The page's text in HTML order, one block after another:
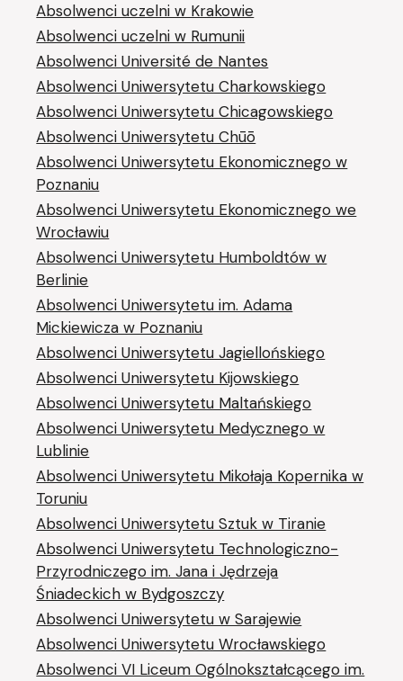
Absolwenci uczelni w Krakowie
Absolwenci uczelni w Rumunii
Absolwenci Université de Nantes
Absolwenci Uniwersytetu Charkowskiego
Absolwenci Uniwersytetu Chicagowskiego
Absolwenci Uniwersytetu Chūō
Absolwenci Uniwersytetu Ekonomicznego w
Poznaniu
Absolwenci Uniwersytetu Ekonomicznego we
Wrocławiu
Absolwenci Uniwersytetu Humboldtów w
Berlinie
Absolwenci Uniwersytetu im. Adama
Mickiewicza w Poznaniu
Absolwenci Uniwersytetu Jagiellońskiego
Absolwenci Uniwersytetu Kijowskiego
Absolwenci Uniwersytetu Maltańskiego
Absolwenci Uniwersytetu Medycznego w
Lublinie
Absolwenci Uniwersytetu Mikołaja Kopernika w
Toruniu
Absolwenci Uniwersytetu Sztuk w Tiranie
Absolwenci Uniwersytetu Technologiczno-
Przyrodniczego im. Jana i Jędrzeja
Śniadeckich w Bydgoszczy
Absolwenci Uniwersytetu w Sarajewie
Absolwenci Uniwersytetu Wrocławskiego
Absolwenci VI Liceum Ogólnokształcącego im.